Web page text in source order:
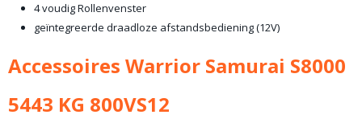
4 voudig Rollenvenster
geïntegreerde draadloze afstandsbediening (12V)
Accessoires Warrior Samurai S8000
5443 KG 800VS12